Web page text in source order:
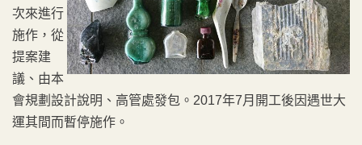
次來進行
施作，從
提案建
議、由本
會規劃設計說明、高管處發包。2017年7月開工後因遇世大
運其間而暫停施作。